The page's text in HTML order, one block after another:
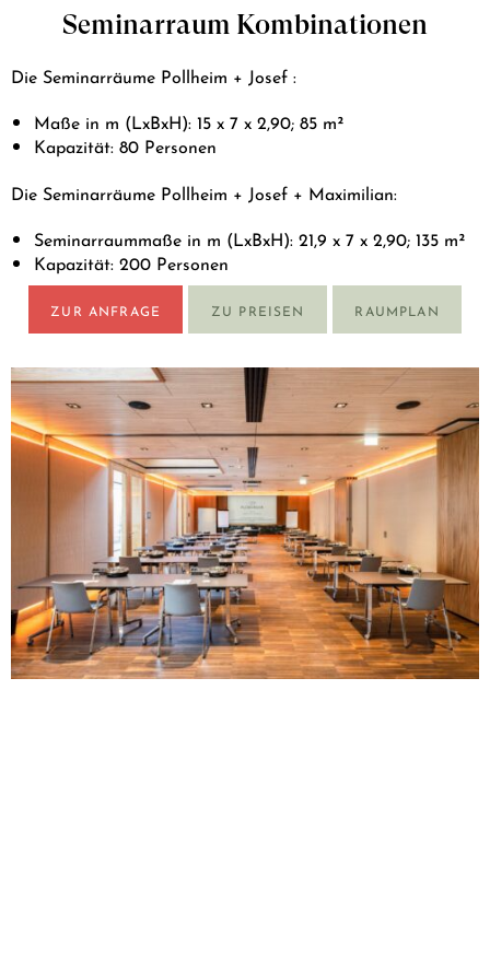
Seminarraum Kombinationen
Die Seminarräume Pollheim + Josef :
Maße in m (LxBxH): 15 x 7 x 2,90; 85 m²
Kapazität: 80 Personen
Die Seminarräume Pollheim + Josef + Maximilian:
Seminarraummaße in m (LxBxH): 21,9 x 7 x 2,90; 135 m²
Kapazität: 200 Personen
ZUR ANFRAGE ZU PREISEN RAUMPLAN